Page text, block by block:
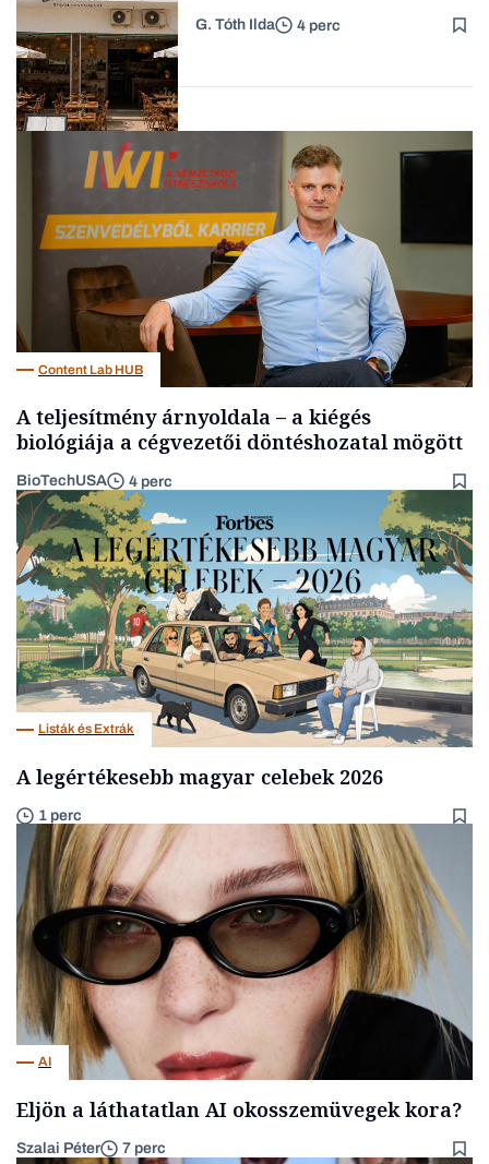
Családi
vállalkozások
G. Tóth Ilda 4 perc
Content Lab HUB
A teljesítmény árnyoldala – a kiégés
biológiája a cégvezetői döntéshozatal mögött
BioTechUSA 4 perc
Listák és Extrák
A legértékesebb magyar celebek 2026
1 perc
AI
Eljön a láthatatlan AI okosszemüvegek kora?
Szalai Péter 7 perc